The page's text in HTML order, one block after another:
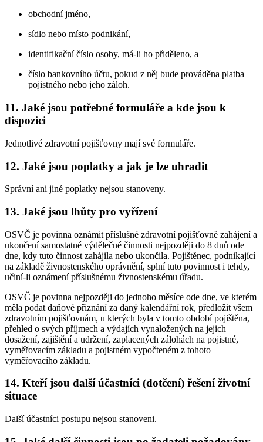
obchodní jméno,
sídlo nebo místo podnikání,
identifikační číslo osoby, má-li ho přiděleno, a
číslo bankovního účtu, pokud z něj bude prováděna platba
pojistného nebo jeho záloh.
11. Jaké jsou potřebné formuláře a kde jsou k
dispozici
Jednotlivé zdravotní pojišťovny mají své formuláře.
12. Jaké jsou poplatky a jak je lze uhradit
Správní ani jiné poplatky nejsou stanoveny.
13. Jaké jsou lhůty pro vyřízení
OSVČ je povinna oznámit příslušné zdravotní pojišťovně zahájení a
ukončení samostatné výdělečné činnosti nejpozději do 8 dnů ode
dne, kdy tuto činnost zahájila nebo ukončila. Pojištěnec, podnikající
na základě živnostenského oprávnění, splní tuto povinnost i tehdy,
učiní-li oznámení příslušnému živnostenskému úřadu.
OSVČ je povinna nejpozději do jednoho měsíce ode dne, ve kterém
měla podat daňové přiznání za daný kalendářní rok, předložit všem
zdravotním pojišťovnám, u kterých byla v tomto období pojištěna,
přehled o svých příjmech a výdajích vynaložených na jejich
dosažení, zajištění a udržení, zaplacených zálohách na pojistné,
vyměřovacím základu a pojistném vypočteném z tohoto
vyměřovacího základu.
14. Kteří jsou další účastníci (dotčení) řešení životní
situace
Další účastníci postupu nejsou stanoveni.